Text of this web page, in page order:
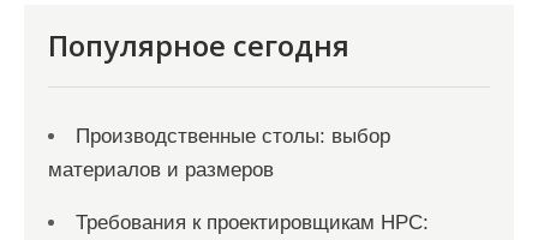
Популярное сегодня
Производственные столы: выбор
материалов и размеров
Требования к проектировщикам НРС: